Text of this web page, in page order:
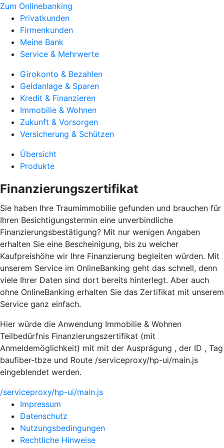
Zum Onlinebanking
Privatkunden
Firmenkunden
Meine Bank
Service & Mehrwerte
Girokonto & Bezahlen
Geldanlage & Sparen
Kredit & Finanzieren
Immobilie & Wohnen
Zukunft & Vorsorgen
Versicherung & Schützen
Übersicht
Produkte
Finanzierungszertifikat
Sie haben Ihre Traumimmobilie gefunden und brauchen für
Ihren Besichtigungstermin eine unverbindliche
Finanzierungsbestätigung? Mit nur wenigen Angaben
erhalten Sie eine Bescheinigung, bis zu welcher
Kaufpreishöhe wir Ihre Finanzierung begleiten würden. Mit
unserem Service im OnlineBanking geht das schnell, denn
viele Ihrer Daten sind dort bereits hinterlegt. Aber auch
ohne OnlineBanking erhalten Sie das Zertifikat mit unserem
Service ganz einfach.
Hier würde die Anwendung Immobilie & Wohnen
Teilbedürfnis Finanzierungszertifikat (mit
Anmeldemöglichkeit) mit mit der Ausprägung , der ID , Tag
baufiber-tbze und Route /serviceproxy/hp-ui/main.js
eingeblendet werden.
/serviceproxy/hp-ui/main.js
Impressum
Datenschutz
Nutzungsbedingungen
Rechtliche Hinweise